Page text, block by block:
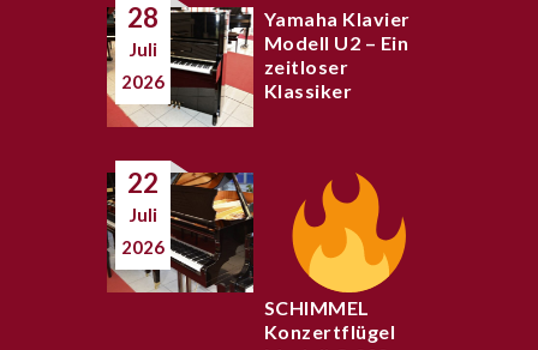
28
Juli
2026
Yamaha Klavier
Modell U2 – Ein
zeitloser
Klassiker
22
Juli
2026
SCHIMMEL
Konzertflügel